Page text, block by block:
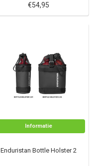
€54,95
Informatie
Enduristan Bottle Holster 2